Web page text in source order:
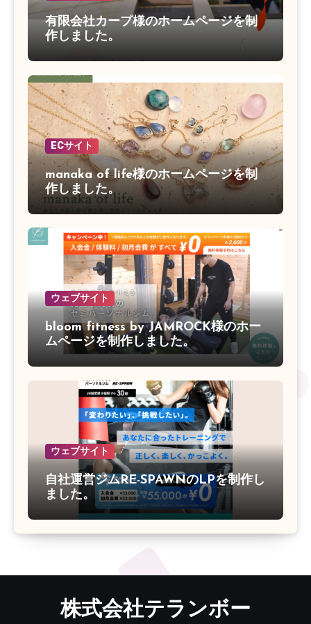
有限会社カープ様のホームページを制
作しました。
ECサイト
manaka of life様のホームページを制
作しました。
ウェブサイト
bloom fitness by JAMROCK様のホー
ムページを制作しました。
ウェブサイト
自社運営ジムRE-SPAWNのLPを制作し
ました。
株式会社テランボー